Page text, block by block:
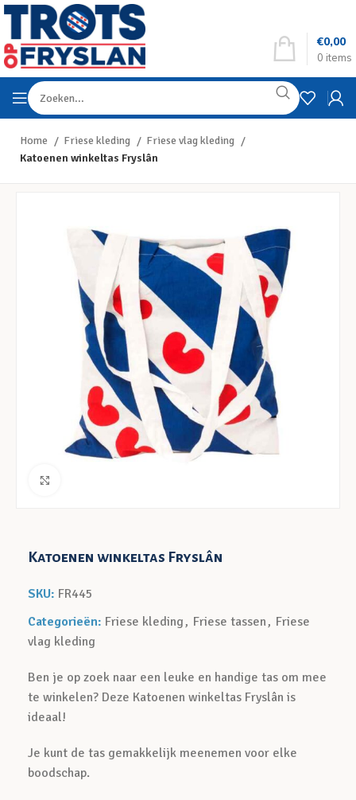
0 items
€0,00
Home Friese kleding
Friese vlag kleding
Katoenen winkeltas Fryslân
Katoenen winkeltas Fryslân
SKU: FR445
Categorieën: Friese kleding , Friese tassen , Friese
vlag kleding
Ben je op zoek naar een leuke en handige tas om mee
te winkelen? Deze Katoenen winkeltas Fryslân is
ideaal!
Je kunt de tas gemakkelijk meenemen voor elke
boodschap.